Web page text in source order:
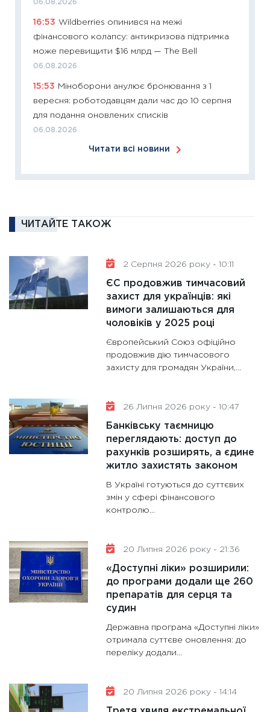
06.08.2026
16:53 Wildberries опинився на межі
фінансового колапсу: антикризова підтримка
може перевищити $16 млрд — The Bell
06.08.2026
15:53 Міноборони анулює бронювання з 1
вересня: роботодавцям дали час до 10 серпня
для подання оновлених списків
06.08.2026
Читати всі новини
11:30
ЧИТАЙТЕ ТАКОЖ
2 Серпня 2026 року - 10:11
ЄС продовжив тимчасовий
захист для українців: які
вимоги залишаються для
чоловіків у 2025 році
Європейський Союз офіційно
продовжив дію тимчасового
захисту для громадян України,...
26 Липня 2026 року - 10:47
Банківську таємницю
переглядають: доступ до
рахунків розширять, а єдине
житло захистять законом
В Україні готуються до суттєвих
змін у сфері фінансового
контролю...
20 Липня 2026 року - 21:36
«Доступні ліки» розширили:
до програми додали ще 260
препаратів для серця та
судин
Державна програма «Доступні ліки»
отримала суттєве оновлення: до
переліку додали...
20 Липня 2026 року - 14:14